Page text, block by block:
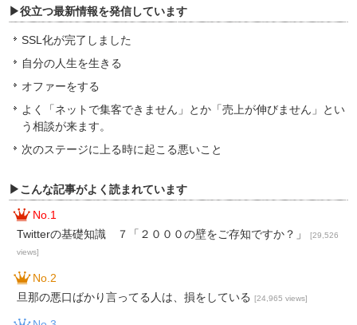
▶役立つ最新情報を発信しています
SSL化が完了しました
自分の人生を生きる
オファーをする
よく「ネットで集客できません」とか「売上が伸びません」とい
う相談が来ます。
次のステージに上る時に起こる悪いこと
▶こんな記事がよく読まれています
No.1
Twitterの基礎知識 ７「２０００の壁をご存知ですか？」[29,526
views]
No.2
旦那の悪口ばかり言ってる人は、損をしている[24,965 views]